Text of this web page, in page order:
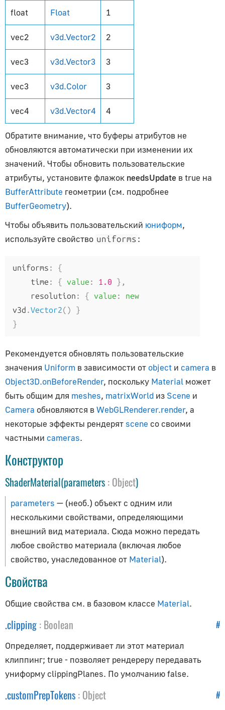
SpriteMaterial
Объекты
Bone
ClippingPlaneObject
Group
InstancedMesh
Line
LineHTML
LineLoop
LineSegments
LOD
Mesh
Points
SkinnedMesh
Sprite
Ограничители
CanvasBreakpointsConstraint
ChildOfConstraint
Constraint
CopyLocationConstraint
CopyRotationConstraint
CopyTransformsConstraint
FixOrthoZoomConstraint
FloorConstraint
LimitDistanceConstraint
LimitLocationConstraint
LimitRotationConstraint
LimitScaleConstraint
LockedTrackConstraint
MotionPathConstraint
TargetConstraint
TrackToConstraint
Приложение
App
AppUtils
Прочее
float Float 1
vec2 v3d.Vector2 2
vec3 v3d.Vector3 3
vec3 v3d.Color 3
vec4 v3d.Vector4 4
Обратите внимание, что буферы атрибутов не
обновляются автоматически при изменении их
значений. Чтобы обновить пользовательские
атрибуты, установите флажок needsUpdate в true на
BufferAttribute геометрии (см. подробнее
BufferGeometry).
Чтобы объявить пользовательский юниформ,
используйте свойство uniforms :
uniforms :
{
    time
: { value : 1.0 },
    resolution
: { value :
new
v3d .Vector2()
}
}
Рекомендуется обновлять пользовательские
значения Uniform в зависимости отobject и camera в
Object3D.onBeforeRender, поскольку Material может
быть общим для meshes, matrixWorld из Scene и
Camera обновляются вWebGLRenderer.render, а
некоторые эффекты рендерят scene со своими
частными cameras.
Конструктор
ShaderMaterial(parameters : Object)
parameters — (необ.) объект с одним или
несколькими свойствами, определяющими
внешний вид материала. Сюда можно передать
любое свойство материала (включая любое
свойство, унаследованное от Material).
Свойства
Общие свойства см. в базовом классе Material.
#
.clipping : Boolean
Определяет, поддерживает ли этот материал
клиппинг; true - позволяет рендереру передавать
униформу clippingPlanes. По умолчанию false.
#
.customPrepTokens : Object